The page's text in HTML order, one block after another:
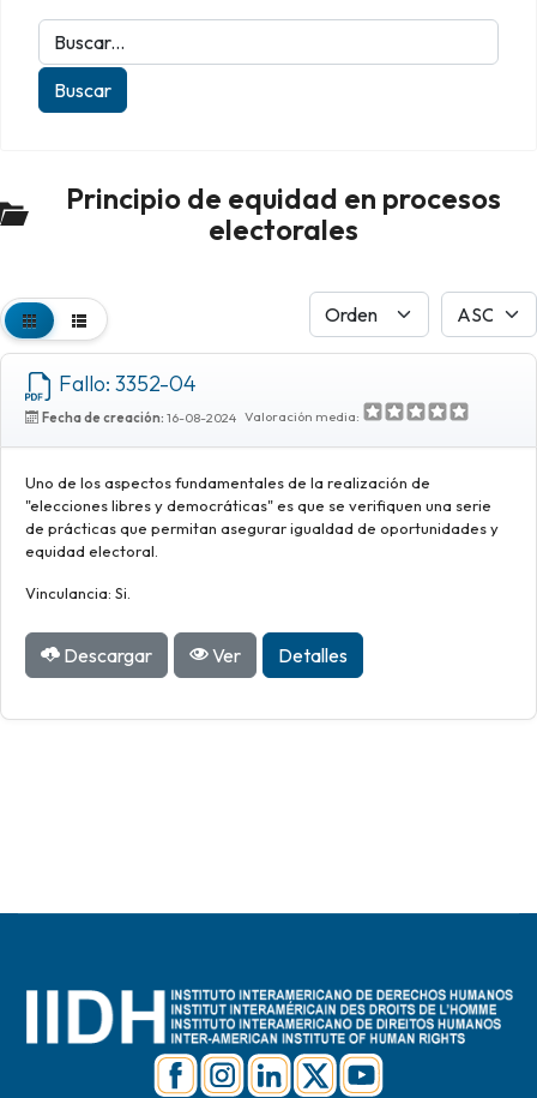
Principio de equidad en procesos
electorales
Fallo: 3352-04
Fecha de creación: 16-08-2024 Valoración media:
Uno de los aspectos fundamentales de la realización de
"elecciones libres y democráticas" es que se verifiquen una serie
de prácticas que permitan asegurar igualdad de oportunidades y
equidad electoral.
Vinculancia: Si.
Descargar Ver Detalles